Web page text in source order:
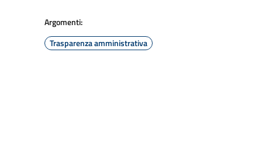
Argomenti:
Trasparenza amministrativa